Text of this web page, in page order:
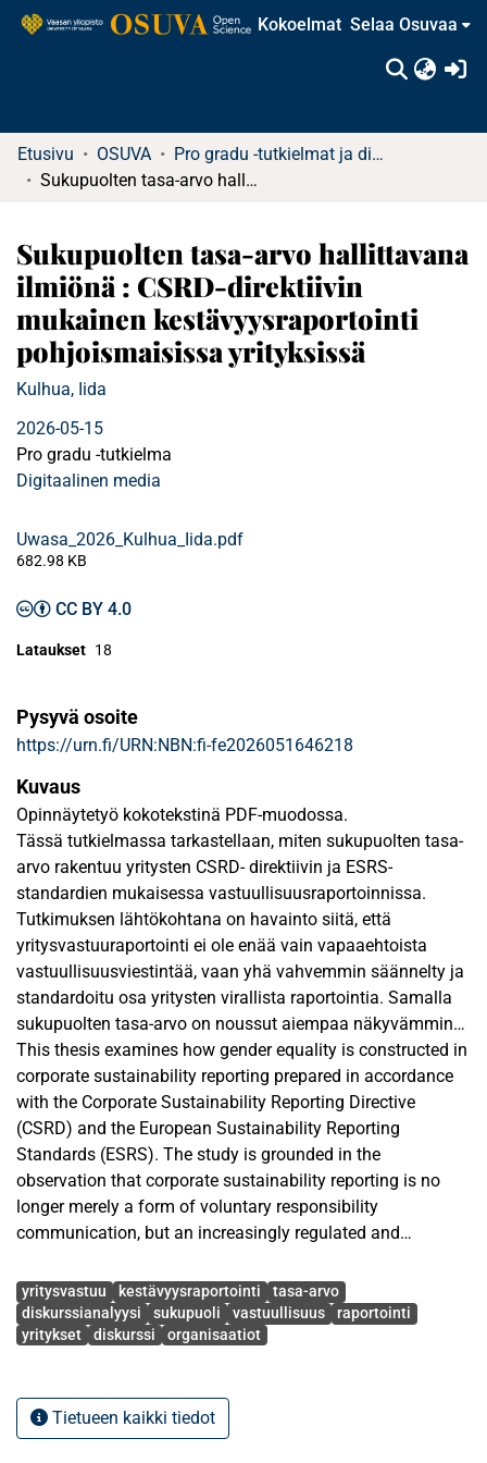
Kokoelmat Selaa Osuvaa
Etusivu OSUVA
Pro gradu -tutkielmat ja diplomityöt
Sukupuolten tasa-arvo hallittavana ilmiönä : CSRD-direktiivin mukainen kestävyysraportointi pohjoismaisissa yrityksissä
Sukupuolten tasa-arvo hallittavana
ilmiönä : CSRD-direktiivin
mukainen kestävyysraportointi
pohjoismaisissa yrityksissä
Kulhua, Iida
2026-05-15
Pro gradu -tutkielma
Digitaalinen media
Uwasa_2026_Kulhua_Iida.pdf
682.98 KB
CC BY 4.0
Lataukset 18
Pysyvä osoite
https://urn.fi/URN:NBN:fi-fe2026051646218
Kuvaus
Opinnäytetyö kokotekstinä PDF-muodossa.
Tässä tutkielmassa tarkastellaan, miten sukupuolten tasa-
arvo rakentuu yritysten CSRD- direktiivin ja ESRS-
standardien mukaisessa vastuullisuusraportoinnissa.
Tutkimuksen lähtökohtana on havainto siitä, että
yritysvastuuraportointi ei ole enää vain vapaaehtoista
vastuullisuusviestintää, vaan yhä vahvemmin säännelty ja
standardoitu osa yritysten virallista raportointia. Samalla
sukupuolten tasa-arvo on noussut aiempaa näkyvämmin
osaksi yritysvastuun sosiaalista ulottuvuutta.
Tutkielmassa kysytään, millaisia tasa-arvoon liittyviä
diskursseja aineistosta voidaan tunnistaa ja millaisena
ilmiönä nämä diskurssit rakentavat sukupuolten tasa-
arvoa.
Tutkielman teoreettinen viitekehys rakentuu yritysvastuun
ja vastuullisuusraportoinnin institutionalisoitumista,
sekä feministiselle kriittiselle diskurssianalyysille.
Keskeisiä käsitteitä ovat yritysvastuu,
vastuullisuusraportointi sekä sukupuolten tasa-arvo.
sukupuolittuneisiin käytäntöihin kytkeytyvänä ilmiönä sekä
standardoidun raportointikehyksen kautta rakentuvana
This thesis examines how gender equality is constructed in
corporate sustainability reporting prepared in accordance
with the Corporate Sustainability Reporting Directive
(CSRD) and the European Sustainability Reporting
Standards (ESRS). The study is grounded in the
observation that corporate sustainability reporting is no
longer merely a form of voluntary responsibility
communication, but an increasingly regulated and
same time, gender equality has become more visibly
embedded in the social dimension of corporate
responsibility. The thesis asks what kinds of equality-
construct.
Avainsanat
yritysvastuu kestävyysraportointi
tasa-arvo
diskurssianalyysi
sukupuoli vastuullisuus
raportointi
yritykset
diskurssi organisaatiot
Tietueen kaikki tiedot